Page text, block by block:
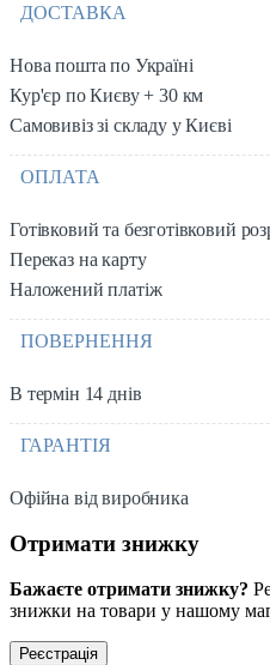
ДОСТАВКА
Нова пошта по Україні
Кур'єр по Києву + 30 км
Самовивіз зі складу у Києві
ОПЛАТА
Готівковий та безготівковий
Переказ на карту
Наложений платіж
ПОВЕРНЕННЯ
В термін 14 днів
ГАРАНТІЯ
Офійна від виробника
Отримати знижку
Бажаєте отримати знижку?
знижки на товари у нашому
Реєстрація